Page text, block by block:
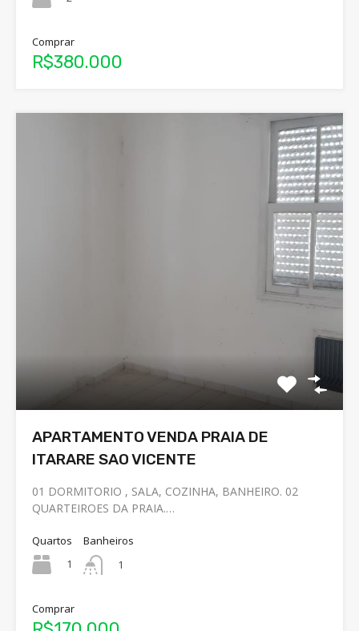
Comprar
R$380.000
APARTAMENTO VENDA PRAIA DE
ITARARE SAO VICENTE
01 DORMITORIO , SALA, COZINHA, BANHEIRO. 02
QUARTEIROES DA PRAIA.…
Quartos
1
Banheiros
1
Comprar